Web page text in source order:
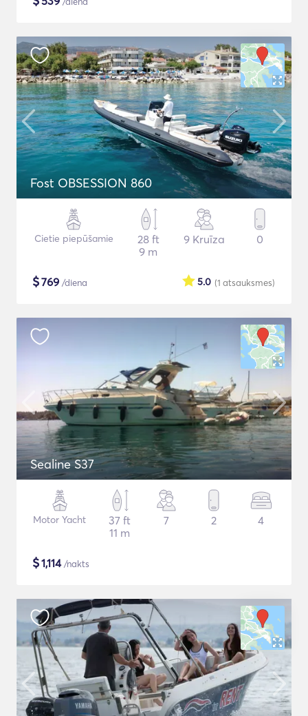
Fost OBSESSION 860
Cietie piepūšamie
28 ft
9 m
9 Kruīza 0
$769 /diena (1 atsauksmes)
5.0
Sealine S37
Motor Yacht
37 ft
11 m
7 2 4
$1,114/nakts